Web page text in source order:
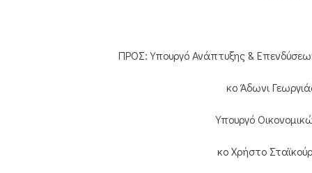
ΠΡΟΣ: Υπουργό Ανάπτυξης &
κο Άδωνι
Υπουργό
κο Χρήστο